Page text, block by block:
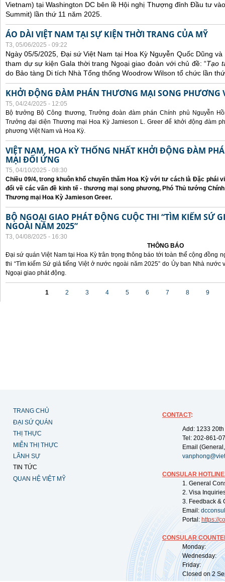
Vietnam) tại Washington DC bên lề Hội nghị Thượng đỉnh Đầu tư
Summit) lần thứ 11 năm 2025.
ÁO DÀI VIỆT NAM TẠI SỰ KIỆN THỜI TRANG CỦA MỸ
T3, 05/06/2025 - 09:22
Ngày 05/5/2025, Đại sứ Việt Nam tại Hoa Kỳ Nguyễn Quốc Dũng
tham dự sự kiện Gala thời trang Ngoại giao đoàn với chủ đề: “Tạo
do Bảo tàng Di tích Nhà Tổng thống Woodrow Wilson tổ chức lần
KHỞI ĐỘNG ĐÀM PHÁN THƯƠNG MẠI SONG PHƯƠNG
T5, 04/24/2025 - 12:05
Bộ trưởng Bộ Công thương, Trưởng đoàn đàm phán Chính phủ Nguyễn
Trưởng đại diện Thương mại Hoa Kỳ Jamieson L. Greer để khởi động đàm
phương Việt Nam và Hoa Kỳ.
VIỆT NAM, HOA KỲ THỐNG NHẤT KHỞI ĐỘNG ĐÀM
MẠI ĐỐI ỨNG
T5, 04/10/2025 - 08:30
Chiều 09/4, trong khuôn khổ chuyến thăm Hoa Kỳ với tư cách là Đặc phái
đổi về các vấn đề kinh tế - thương mại song phương, Phó Thủ tướng
Thương mại Hoa Kỳ Jamieson Greer.
BỘ NGOẠI GIAO PHÁT ĐỘNG CUỘC THI “TÌM KIẾM SỨ
NGOÀI NĂM 2025”
T3, 04/08/2025 - 16:30
THÔNG BÁO
Đại sứ quán Việt Nam tại Hoa Kỳ trân trọng thông báo tới toàn thể cộng đồng
thi “Tìm kiếm Sứ giả tiếng Việt ở nước ngoài năm 2025” do Ủy ban Nhà
Ngoại giao phát động.
1 2 3 4 5 6 7 8 9
TRANG CHỦ
ĐẠI SỨ QUÁN
THỊ THỰC
MIỄN THỊ THỰC
LÃNH SỰ
TIN TỨC
QUAN HỆ VIỆT MỸ
CONTACT:
Add: 1233
Tel: 202-861-
Email
CONSULAR
1. General
2. Visa
3. Feedback &
Email:
Portal: https://
CONSULAR
Monday:
Wednesday:
Friday:
Closed on 2